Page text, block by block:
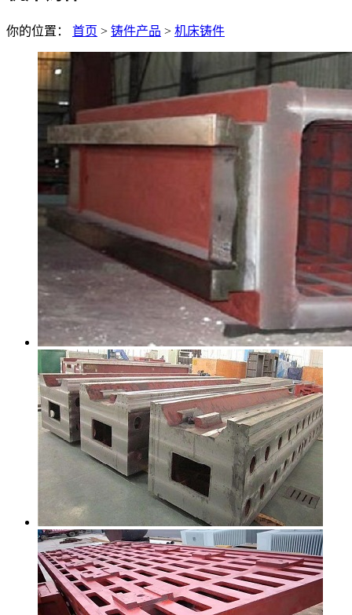
你的位置： 首页 > 铸件产品 > 机床铸件